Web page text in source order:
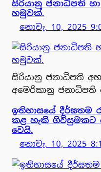
සිරියානු ජනාධිපති
හමුවක්.
නොවැ. 10, 2025
සිරියානු ජනාධිපති
අමෙරිකානු ජනාධිපති
ඉතිහාසයේ දීර්ඝතම
කළ හැකි
වෙයි.
නොවැ. 10, 2025